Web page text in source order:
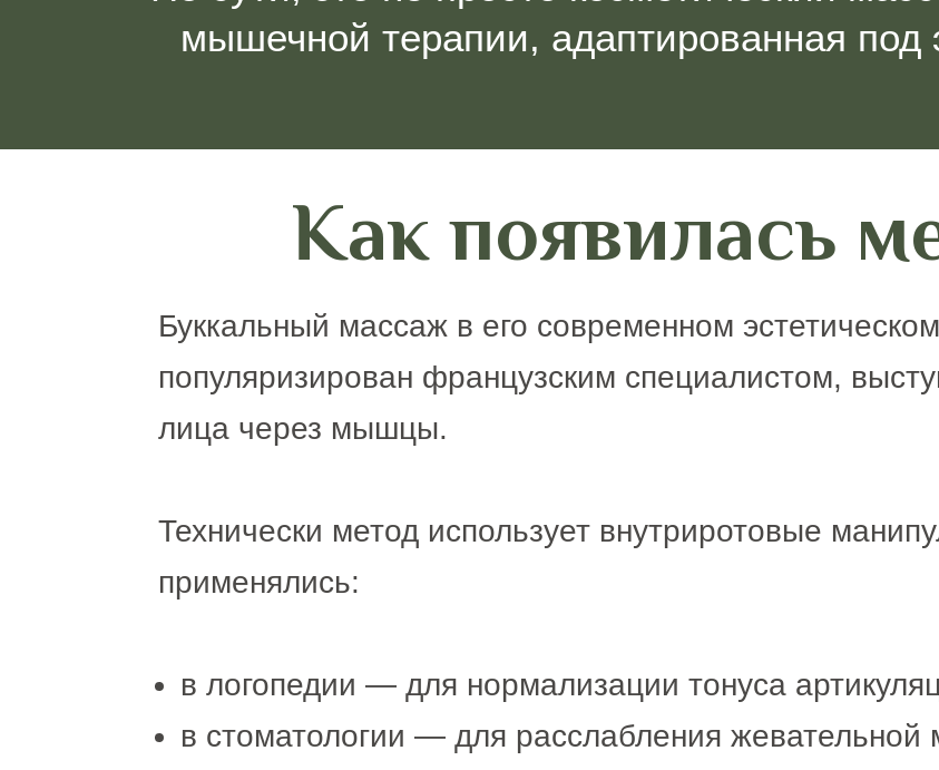
мышечной терапии, адаптированная под
Как появилась
Буккальный массаж в его современном
популяризирован французским специалистом,
лица через мышцы.
Технически метод использует внутриротовые
применялись:
в логопедии — для нормализации тонуса
в стоматологии — для расслабления жевательной